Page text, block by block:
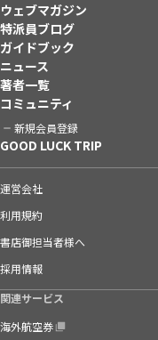
ウェブマガジン
特派員ブログ
ガイドブック
ニュース
著者一覧
コミュニティ
新規会員登録
GOOD LUCK TRIP
運営会社
利用規約
書店御担当者様へ
採用情報
関連サービス
海外航空券